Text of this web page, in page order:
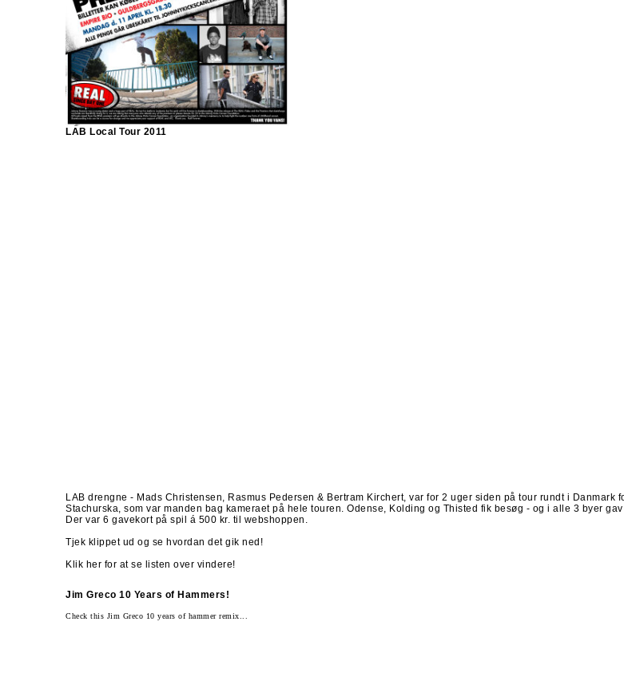
LAB Local Tour 2011
LAB drengne - Mads Christensen, Rasmus Pedersen & Bertram Kirchert, var for 2 uger siden på tour rundt i
Stachurska, som var manden bag kameraet på hele touren. Odense, Kolding og Thisted fik besøg - og i alle 3 byer
Der var 6 gavekort på spil á 500 kr. til webshoppen .
Tjek klippet ud og se hvordan det gik ned!
Klik her for at se listen over vindere!
Jim Greco 10 Years of Hammers!
Check this Jim Greco 10 years of hammer remix...